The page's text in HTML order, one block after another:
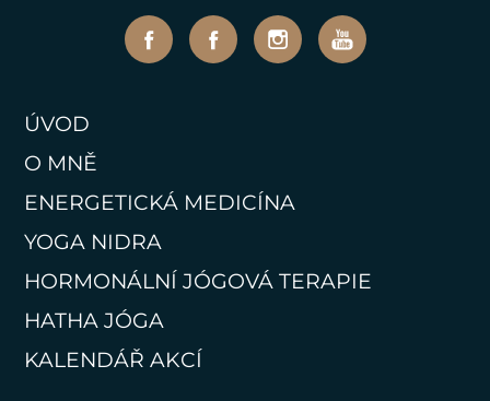
ÚVOD
O MNĚ
ENERGETICKÁ MEDICÍNA
YOGA NIDRA
HORMONÁLNÍ JÓGOVÁ TERAPIE
HATHA JÓGA
KALENDÁŘ AKCÍ